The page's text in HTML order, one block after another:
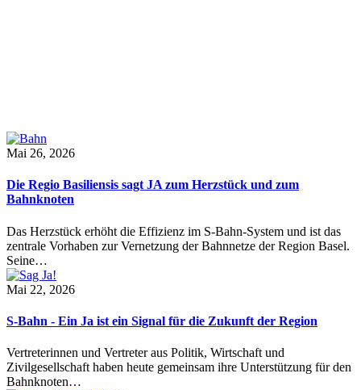
Mai 26, 2026
Die Regio Basiliensis sagt JA zum Herzstück und zum
Bahnknoten
Das Herzstück erhöht die Effizienz im S-Bahn-System und ist das
zentrale Vorhaben zur Vernetzung der Bahnnetze der Region Basel.
Seine…
Mai 22, 2026
S-Bahn - Ein Ja ist ein Signal für die Zukunft der Region
Vertreterinnen und Vertreter aus Politik, Wirtschaft und
Zivilgesellschaft haben heute gemeinsam ihre Unterstützung für den
Bahnknoten…